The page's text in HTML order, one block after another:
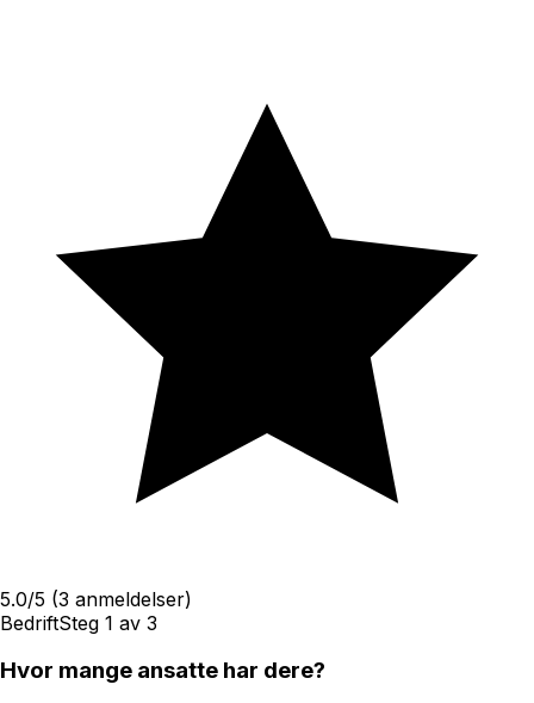
5.0/5 (3 anmeldelser)
BedriftSteg 1 av 3
Hvor mange ansatte har dere?